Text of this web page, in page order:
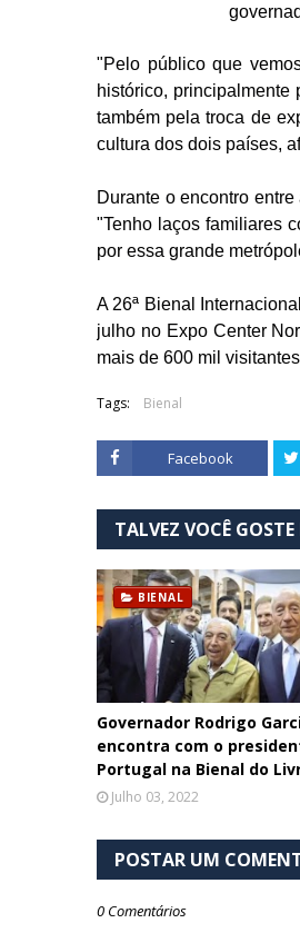
"Pelo público que
histórico, principalmente
também pela troca de
cultura dos dois países,
Durante o encontro
"Tenho laços familiares
por essa grande
A 26ª Bienal
julho no Expo Center
mais de 600 mil
Tags: Bienal
Facebook
TALVEZ VOCÊ
BIENAL
Governador Rodrigo
encontra com o
Portugal na Bienal do
Julho 03, 2022
POSTAR UM
0 Comentários